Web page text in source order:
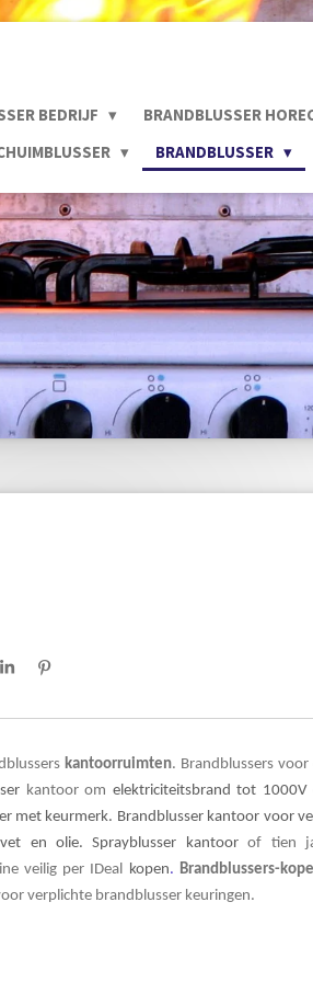
BEDRIJF BRANDBLUSSER
BRANDBLUSSER
S
r
P
n
kantoorruimten. Brandblussers voor
kantoor om elektriciteitsbrand tot 1000V
met keurmerk. Brandblusser kantoor voor
en olie. Sprayblusser kantoor of tien
veilig per IDeal kopen. Brandblussers-
verplichte brandblusser keuringen.